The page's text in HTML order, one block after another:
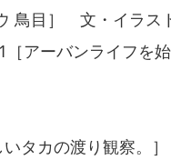
鳥目］ 文・イラス
［アーバンライフを
いタカの渡り観察。